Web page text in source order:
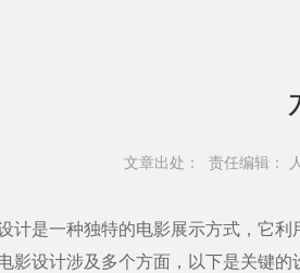
文章出处： 责任编辑：
是一种独特的电影展示方式，它利
影设计涉及多个方面，以下是关键的